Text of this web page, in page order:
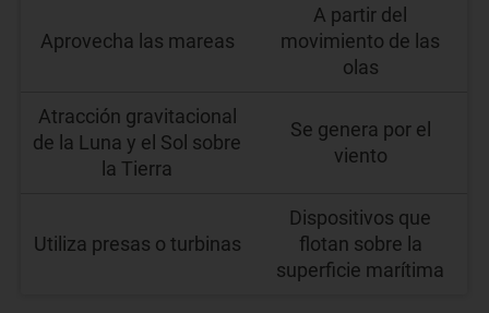
Aprovecha las mareas
A partir del
movimiento de las
olas
Atracción gravitacional
de la Luna y el Sol sobre
la Tierra
Se genera por el
viento
Utiliza presas o turbinas
Dispositivos que
flotan sobre la
superficie marítima